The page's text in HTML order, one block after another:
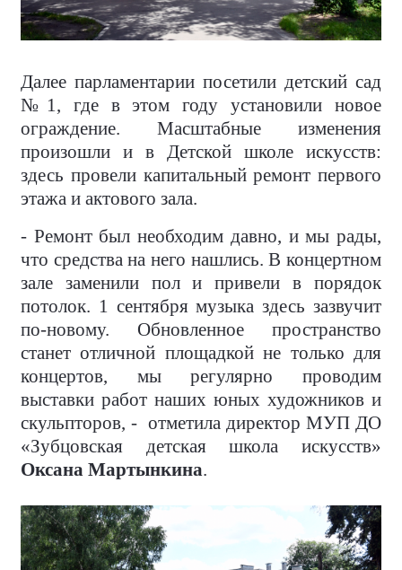
Далее парламентарии посетили детский сад
№1, где в этом году установили новое
ограждение. Масштабные изменения
произошли и в Детской школе искусств:
здесь провели капитальный ремонт первого
этажа и актового зала.
- Ремонт был необходим давно, и мы рады,
что средства на него нашлись. В концертном
зале заменили пол и привели в порядок
потолок. 1 сентября музыка здесь зазвучит
по-новому. Обновленное пространство
станет отличной площадкой не только для
концертов, мы регулярно проводим
выставки работ наших юных художников и
скульпторов, - отметила директор МУП ДО
«Зубцовская детская школа искусств»
Оксана Мартынкина.